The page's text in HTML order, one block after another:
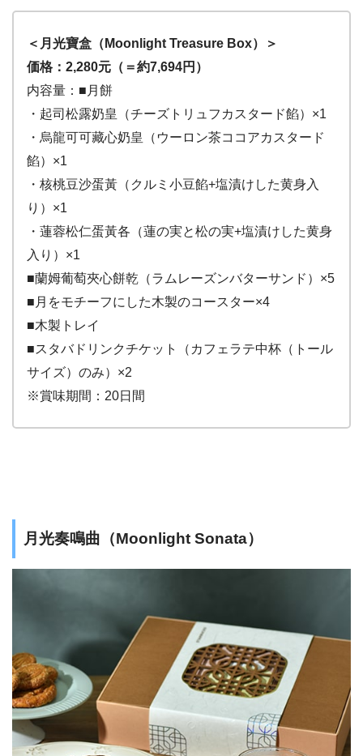
＜月光寶盒（Moonlight Treasure Box）＞
価格：2,280元（＝約7,694円）
内容量：■月餅
・起司松露奶皇（チーズトリュフカスタード餡）×1
・烏龍可可藏心奶皇（ウーロン茶ココアカスタード
餡）×1
・核桃豆沙蛋黃（クルミ小豆餡+塩漬けした黄身入
り）×1
・蓮蓉松仁蛋黃各（蓮の実と松の実+塩漬けした黄身
入り）×1
■蘭姆葡萄夾心餅乾（ラムレーズンバターサンド）×5
■月をモチーフにした木製のコースター×4
■木製トレイ
■スタバドリンクチケット（カフェラテ中杯（トール
サイズ）のみ）×2
※賞味期間：20日間
月光奏鳴曲（Moonlight Sonata）